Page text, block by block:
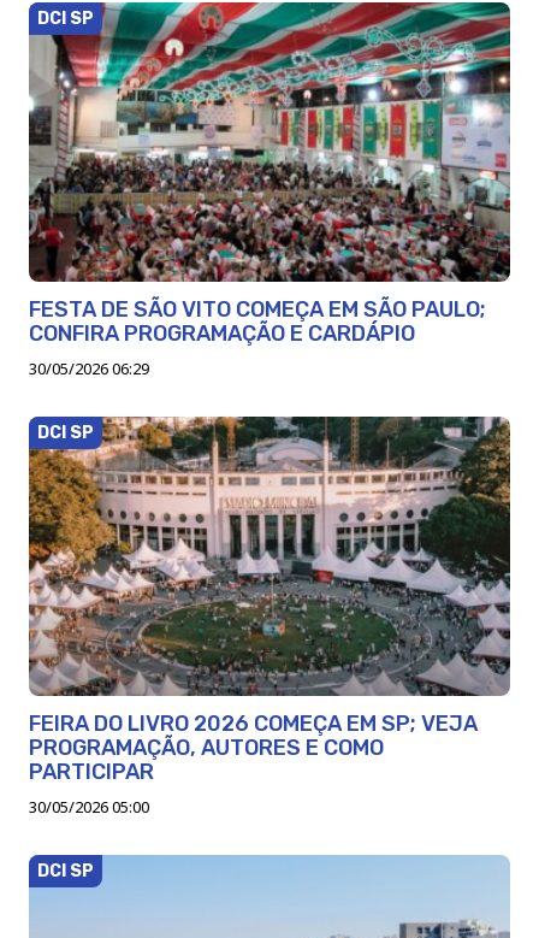
DCI SP
FESTA DE SÃO VITO COMEÇA EM SÃO PAULO;
CONFIRA PROGRAMAÇÃO E CARDÁPIO
30/05/2026 06:29
DCI SP
FEIRA DO LIVRO 2026 COMEÇA EM SP; VEJA
PROGRAMAÇÃO, AUTORES E COMO
PARTICIPAR
30/05/2026 05:00
DCI SP